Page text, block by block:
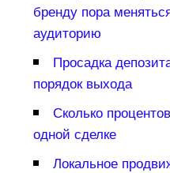
ренду пора
аудиторию
Просадка
порядок выхода
Сколько
одной сделке
Локальное